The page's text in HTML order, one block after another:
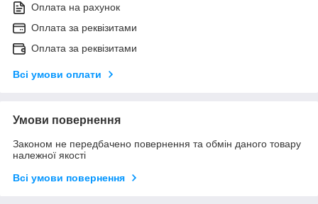
Оплата на рахунок
Оплата за реквізитами
Оплата за реквізитами
Всі умови оплати
Умови повернення
Законом не передбачено повернення та обмін даного товару
належної якості
Всі умови повернення